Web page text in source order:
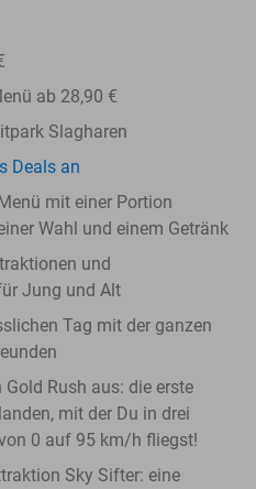
ab 28,90 €
Slagharen
Deals an
mit einer Portion
Wahl und einem Getränk
und
Jung und Alt
Tag mit der ganzen
Rush aus: die erste
mit der Du in drei
0 auf 95 km/h fliegst!
Sky Sifter: eine